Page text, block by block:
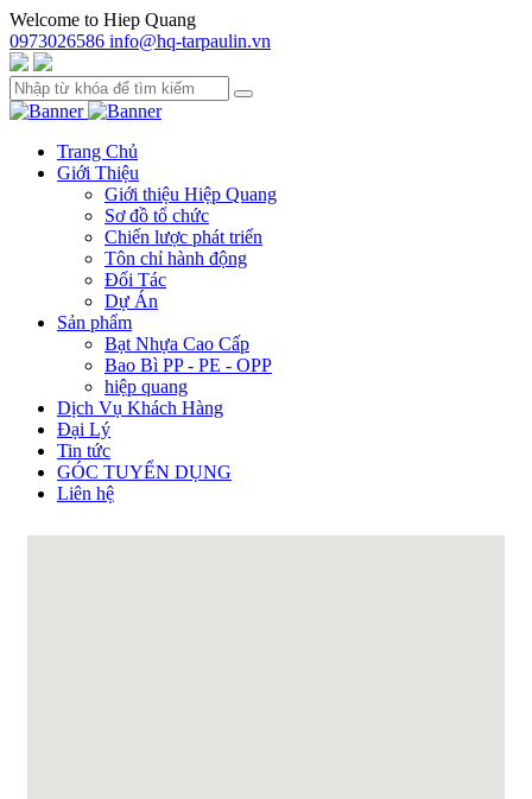
Welcome to Hiep Quang
0973026586 info@hq-tarpaulin.vn
Trang Chủ
Giới Thiệu
Giới thiệu Hiệp Quang
Sơ đồ tổ chức
Chiến lược phát triển
Tôn chỉ hành động
Đối Tác
Dự Án
Sản phẩm
Bạt Nhựa Cao Cấp
Bao Bì PP - PE - OPP
hiệp quang
Dịch Vụ Khách Hàng
Đại Lý
Tin tức
GÓC TUYỂN DỤNG
Liên hệ